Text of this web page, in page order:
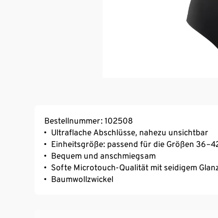
Bestellnummer: 102508
Ultraflache Abschlüsse, nahezu unsichtbar
Einheitsgröße: passend für die Größen
Bequem und anschmiegsam
Softe Microtouch-Qualität mit seidigem
Baumwollzwickel